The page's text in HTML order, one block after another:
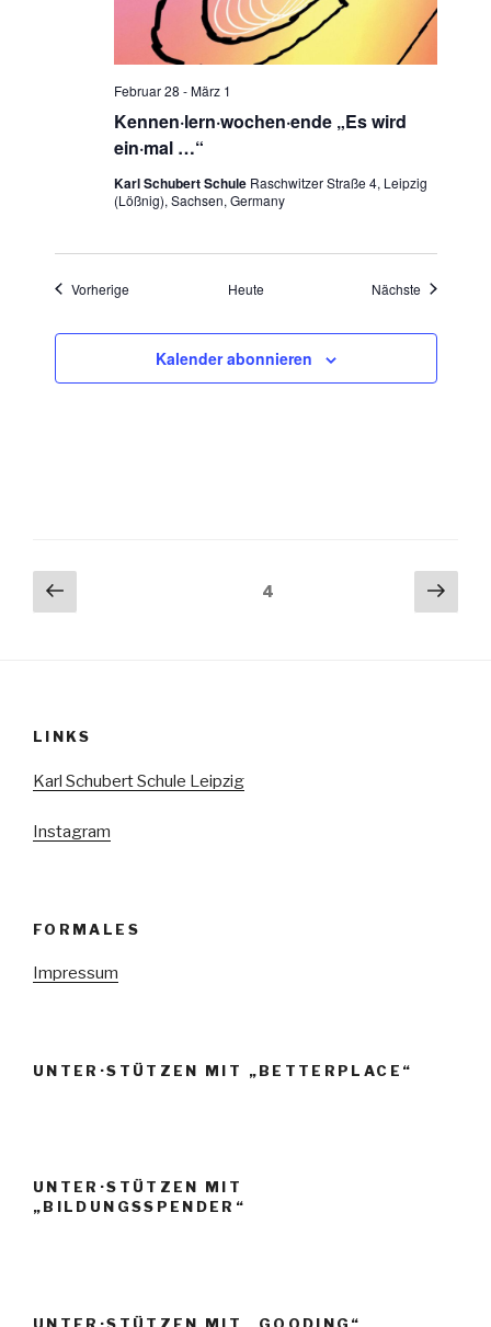
Kennen·lern·wochen·ende „Es wird
ein·mal …“
Februar 28 -März 1
Karl Schubert Schule Raschwitzer Straße 4, Leipzig
(Lößnig), Sachsen, Germany
VorherigeVeranstaltungen Heute Nächste
Kalender abonnieren
Seitennummerierung
der
Vorherige
Seite
4
LINKS
Karl Schubert Schule Leipzig
Instagram
FORMALES
Impressum
UNTER·STÜTZEN MIT „BETTERPLACE“
UNTER·STÜTZEN MIT
„BILDUNGSSPENDER“
UNTER·STÜTZEN MIT „GOODING“